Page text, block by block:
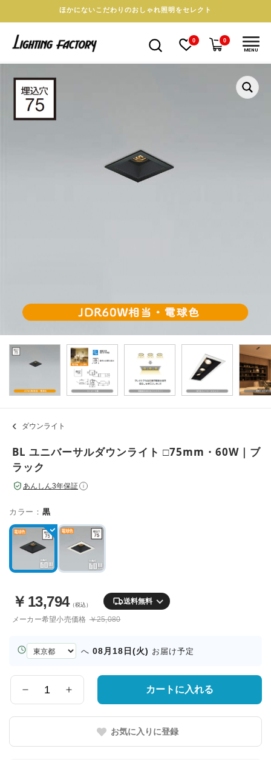
ほかにないこだわりのおしゃれ照明をセレクト
0 0
MENU
ダウンライト
BL ユニバーサルダウンライト □75mm・60W｜ブ
ラック
あんしん3年保証 i
カラー： 黒
￥ 13,794（税込） 送料無料
メーカー希望小売価格 ￥25,080
お
届
県
へ 08月18日(火) お届け予定
量
カートに入れる
お気に入りに登録